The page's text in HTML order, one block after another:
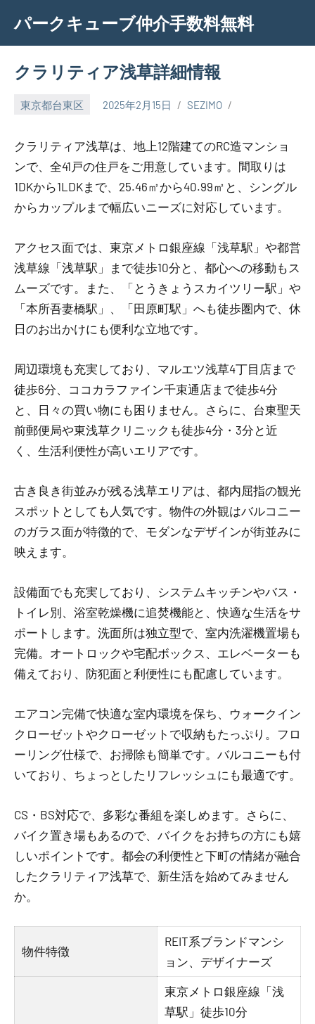
content
パークキューブ仲介手数料無料
クラリティア浅草詳細情報
東京都台東区 2025年2月15日 SEZIMO
クラリティア浅草は、地上12階建てのRC造マンショ
ンで、全41戸の住戸をご用意しています。間取りは
1DKから1LDKまで、25.46㎡から40.99㎡と、シングル
からカップルまで幅広いニーズに対応しています。
アクセス面では、東京メトロ銀座線「浅草駅」や都営
浅草線「浅草駅」まで徒歩10分と、都心への移動もス
ムーズです。また、「とうきょうスカイツリー駅」や
「本所吾妻橋駅」、「田原町駅」へも徒歩圏内で、休
日のお出かけにも便利な立地です。
周辺環境も充実しており、マルエツ浅草4丁目店まで
徒歩6分、ココカラファイン千束通店まで徒歩4分
と、日々の買い物にも困りません。さらに、台東聖天
前郵便局や東浅草クリニックも徒歩4分・3分と近
く、生活利便性が高いエリアです。
古き良き街並みが残る浅草エリアは、都内屈指の観光
スポットとしても人気です。物件の外観はバルコニー
のガラス面が特徴的で、モダンなデザインが街並みに
映えます。
設備面でも充実しており、システムキッチンやバス・
トイレ別、浴室乾燥機に追焚機能と、快適な生活をサ
ポートします。洗面所は独立型で、室内洗濯機置場も
完備。オートロックや宅配ボックス、エレベーターも
備えており、防犯面と利便性にも配慮しています。
エアコン完備で快適な室内環境を保ち、ウォークイン
クローゼットやクローゼットで収納もたっぷり。フロ
ーリング仕様で、お掃除も簡単です。バルコニーも付
いており、ちょっとしたリフレッシュにも最適です。
CS・BS対応で、多彩な番組を楽しめます。さらに、
バイク置き場もあるので、バイクをお持ちの方にも嬉
しいポイントです。都会の利便性と下町の情緒が融合
したクラリティア浅草で、新生活を始めてみません
か。
物件特徴
REIT系ブランドマンシ
ョン、デザイナーズ
東京メトロ銀座線「浅
草駅」徒歩10分